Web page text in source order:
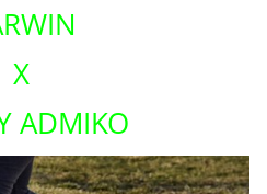
X
ADMIKO